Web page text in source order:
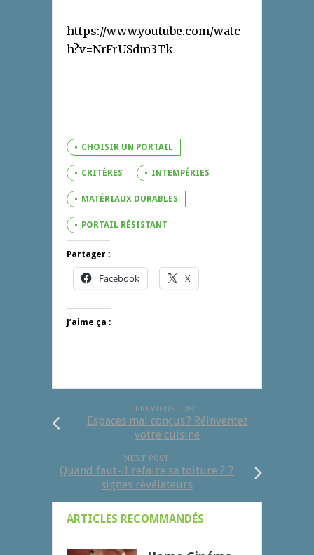
https://www.youtube.com/watc
h?v=NrFrUSdm3Tk
CHOISIR UN PORTAIL
CRITÈRES INTEMPÉRIES
MATÉRIAUX DURABLES
PORTAIL RÉSISTANT
Partager :
Facebook X
J’aime ça :
PREVIOUS POST
Espaces mal conçus ? Réinventez
votre cuisine
NEXT POST
Quand faut-il refaire sa toiture ? 7
signes révélateurs
ARTICLES RECOMMANDÉS